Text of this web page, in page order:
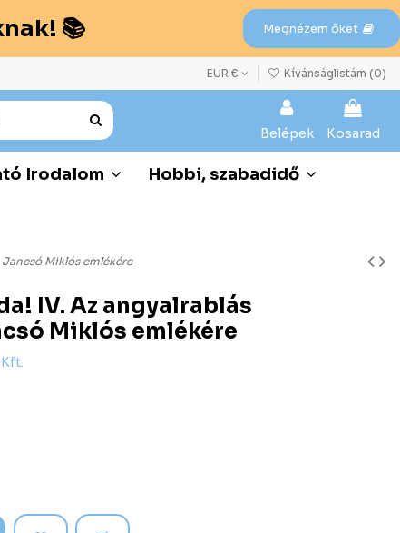
📚 Megnézem őket
EUR € Kívánságlistám (0)
Belépek Kosarad
Irodalom Hobbi, szabadidő
Miklós emlékére
IV. Az angyalrablás
Miklós emlékére